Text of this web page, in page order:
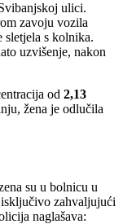
ulici.
zavoju vozila
sletjela s kolnika.
uzvišenje, nakon
od 2,13
žena je odlučila
su u bolnicu u
zahvaljujući
naglašava: